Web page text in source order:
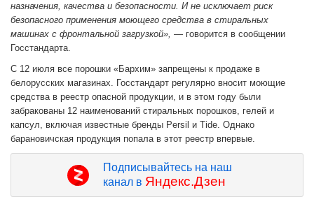
назначения, качества и безопасности. И не исключает риск
безопасного применения моющего средства в стиральных
машинах с фронтальной загрузкой», — говорится в сообщении
Госстандарта.
С 12 июля все порошки «Бархим» запрещены к продаже в
белорусских магазинах. Госстандарт регулярно вносит моющие
средства в реестр опасной продукции, и в этом году были
забракованы 12 наименований стиральных порошков, гелей и
капсул, включая известные бренды Persil и Tide. Однако
барановичская продукция попала в этот реестр впервые.
Подписывайтесь на наш
канал в Яндекс.Дзен